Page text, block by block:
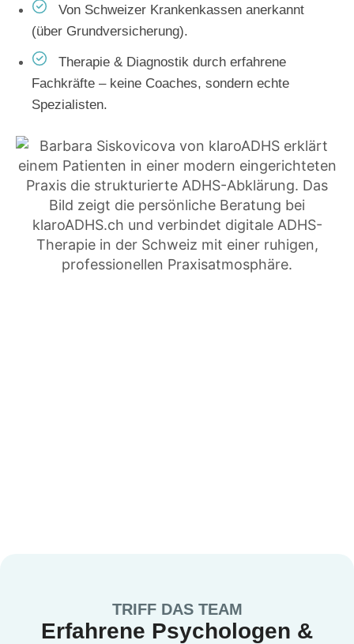
Von Schweizer Krankenkassen anerkannt
(über Grundversicherung).
Therapie & Diagnostik durch erfahrene
Fachkräfte – keine Coaches, sondern echte
Spezialisten.
TRIFF DAS TEAM
Erfahrene Psychologen &